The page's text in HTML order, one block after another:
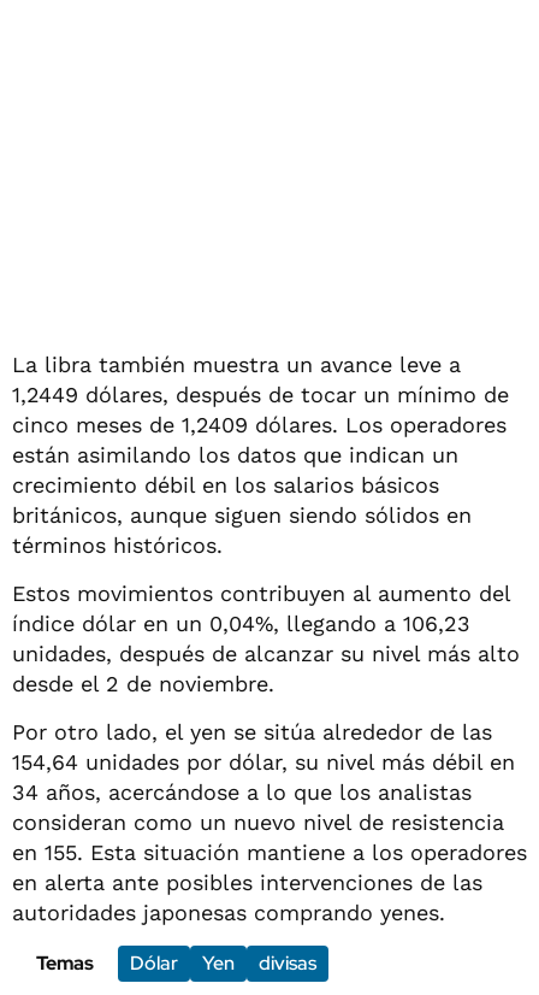
La libra también muestra un avance leve a
1,2449 dólares, después de tocar un mínimo de
cinco meses de 1,2409 dólares. Los operadores
están asimilando los datos que indican un
crecimiento débil en los salarios básicos
británicos, aunque siguen siendo sólidos en
términos históricos.
Estos movimientos contribuyen al aumento del
índice dólar en un 0,04%, llegando a 106,23
unidades, después de alcanzar su nivel más alto
desde el 2 de noviembre.
Por otro lado, el yen se sitúa alrededor de las
154,64 unidades por dólar, su nivel más débil en
34 años, acercándose a lo que los analistas
consideran como un nuevo nivel de resistencia
en 155. Esta situación mantiene a los operadores
en alerta ante posibles intervenciones de las
autoridades japonesas comprando yenes.
Temas
Dólar Yen divisas